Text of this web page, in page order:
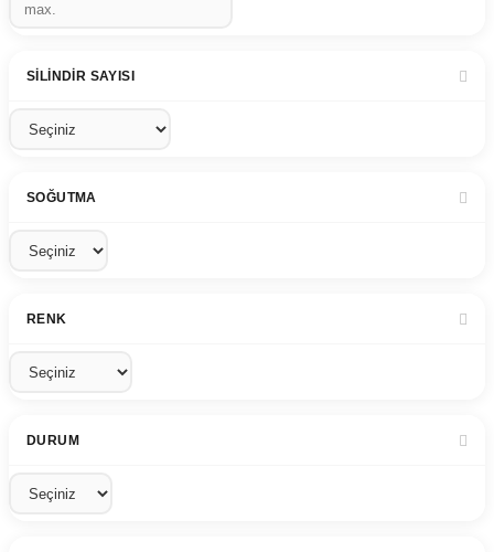
SILINDIR SAYISI
SOĞUTMA
RENK
DURUM